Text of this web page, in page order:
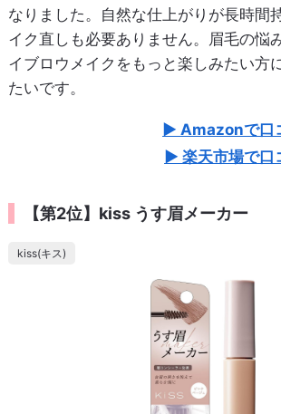
なりました。自然な仕上がりが長時間
イク直しも必要ありません。眉毛の悩
イブロウメイクをもっと楽しみたい方
たいです。
Amazonで口
楽天市場で口
【第2位】kiss うす眉メーカー
kiss(キス)